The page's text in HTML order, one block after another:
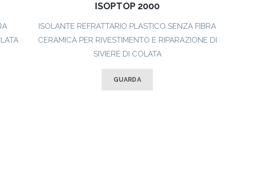
ISOPTOP 2000
ISOLANTE REFRATTARIO PLASTICO SENZA FIBRA
CERAMICA PER RIVESTIMENTO E RIPARAZIONE DI
SIVIERE DI COLATA
GUARDA